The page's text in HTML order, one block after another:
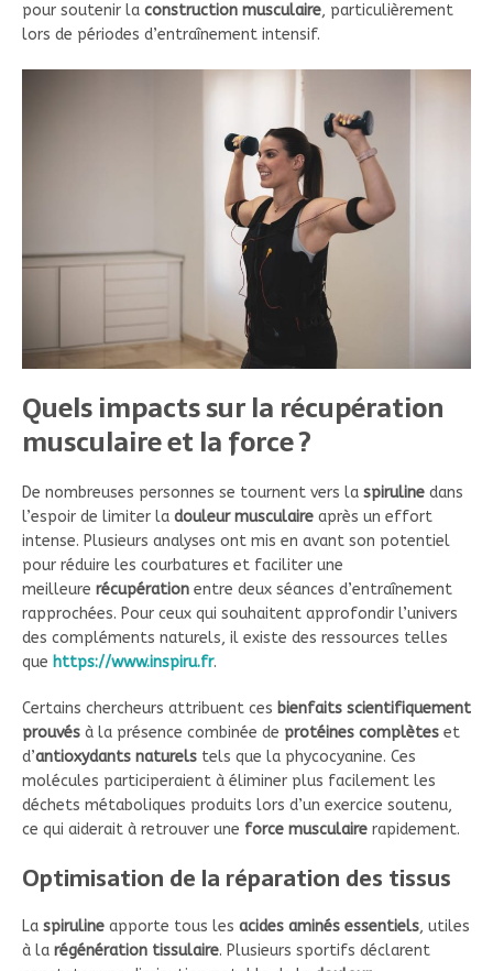
pour soutenir la construction musculaire, particulièrement
lors de périodes d’entraînement intensif.
Quels impacts sur la récupération
musculaire et la force ?
De nombreuses personnes se tournent vers la spiruline dans
l’espoir de limiter la douleur musculaire après un effort
intense. Plusieurs analyses ont mis en avant son potentiel
pour réduire les courbatures et faciliter une
meilleure récupération entre deux séances d’entraînement
rapprochées. Pour ceux qui souhaitent approfondir l’univers
des compléments naturels, il existe des ressources telles
que https://www.inspiru.fr.
Certains chercheurs attribuent ces bienfaits scientifiquement
prouvés à la présence combinée de protéines complètes et
d’antioxydants naturels tels que la phycocyanine. Ces
molécules participeraient à éliminer plus facilement les
déchets métaboliques produits lors d’un exercice soutenu,
ce qui aiderait à retrouver une force musculaire rapidement.
Optimisation de la réparation des tissus
La spiruline apporte tous les acides aminés essentiels, utiles
à la régénération tissulaire. Plusieurs sportifs déclarent